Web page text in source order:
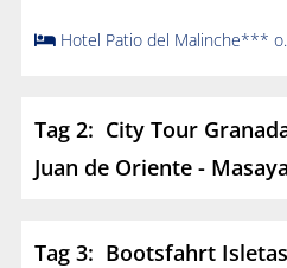
Hotel Patio del Malinche***
Tag 2: City Tour
Juan de Oriente -
Tag 3: Bootsfahrt